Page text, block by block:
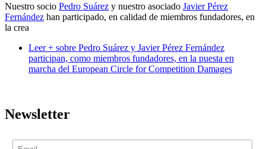
Nuestro socio Pedro Suárez y nuestro asociado Javier Pérez
Fernández han participado, en calidad de miembros fundadores, en
la crea
Leer + sobre Pedro Suárez y Javier Pérez Fernández
participan, como miembros fundadores, en la puesta en
marcha del European Circle for Competition Damages
Newsletter